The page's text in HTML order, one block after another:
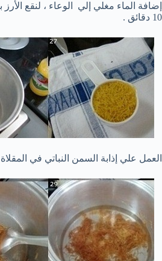
إضافة الماء مغلي إلي الوعاء ، لنقع الأرز
10 دقائق .
العمل علي إذابة السمن النباتي في